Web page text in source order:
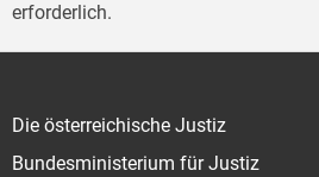
erforderlich.
Die österreichische Justiz
Bundesministerium für Justiz